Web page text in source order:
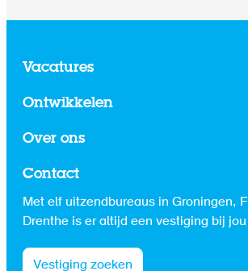
Vacatures
Ontwikkelen
Over ons
Contact
Met elf uitzendbureaus in Groningen,
Drenthe is er altijd een vestiging bij
Vestiging zoeken